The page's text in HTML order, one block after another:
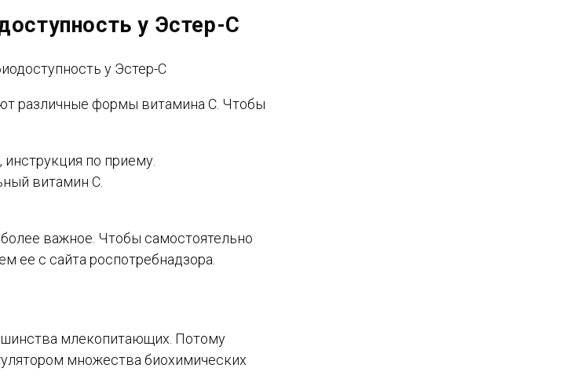
у Эстер-С
различные формы витамина С. Чтобы
по приему.
витамин С.
важное. Чтобы самостоятельно
ее с сайта роспотребнадзора.
млекопитающих. Потому
множества биохимических